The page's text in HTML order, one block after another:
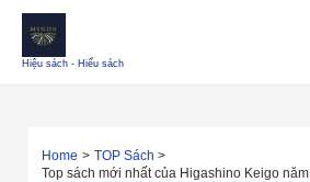
content
Hiệu sách - Hiểu sách
Home
TOP Sách
Top sách mới nhất của Higashino Keigo
viết